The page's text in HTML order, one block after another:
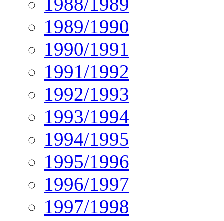
1988/1989
1989/1990
1990/1991
1991/1992
1992/1993
1993/1994
1994/1995
1995/1996
1996/1997
1997/1998